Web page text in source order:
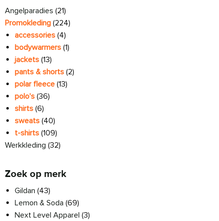
Angelparadies (21)
Promokleding (224)
accessories (4)
bodywarmers (1)
jackets (13)
pants & shorts (2)
polar fleece (13)
polo's (36)
shirts (6)
sweats (40)
t-shirts (109)
Werkkleding (32)
Zoek op merk
Gildan (43)
Lemon & Soda (69)
Next Level Apparel (3)